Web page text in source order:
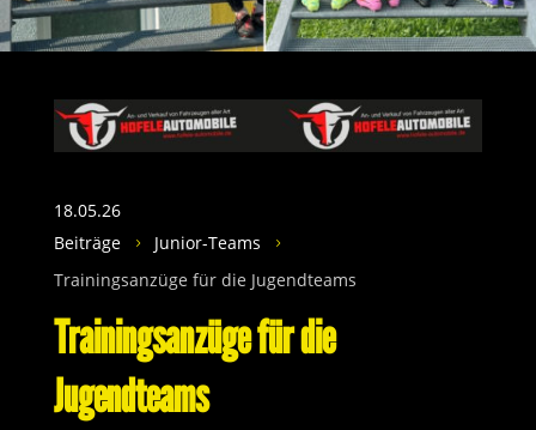
18.05.26
Beiträge
5 Junior-Teams 5
Trainingsanzüge für die Jugendteams
Trainingsanzüge für die
Jugendteams